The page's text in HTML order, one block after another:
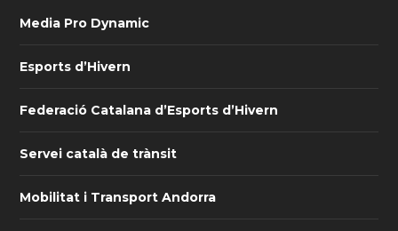
Media Pro Dynamic
Esports d’Hivern
Federació Catalana d’Esports d’Hivern
Servei català de trànsit
Mobilitat i Transport Andorra